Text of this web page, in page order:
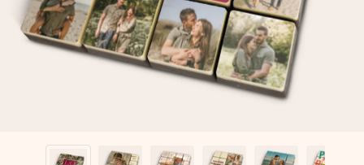
Créez quelque chose d’unique en quelques étapes – avec
son prénom, votre photo ou un message qui touche le cœur.
Sans complications, juste tout l’amour pour le moment idéal.